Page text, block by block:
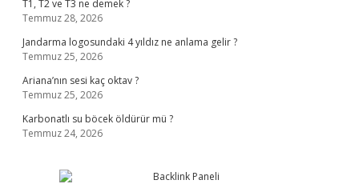
T1, T2 ve T3 ne demek ?
Temmuz 28, 2026
Jandarma logosundaki 4 yıldız ne anlama gelir ?
Temmuz 25, 2026
Ariana’nın sesi kaç oktav ?
Temmuz 25, 2026
Karbonatlı su böcek öldürür mü ?
Temmuz 24, 2026